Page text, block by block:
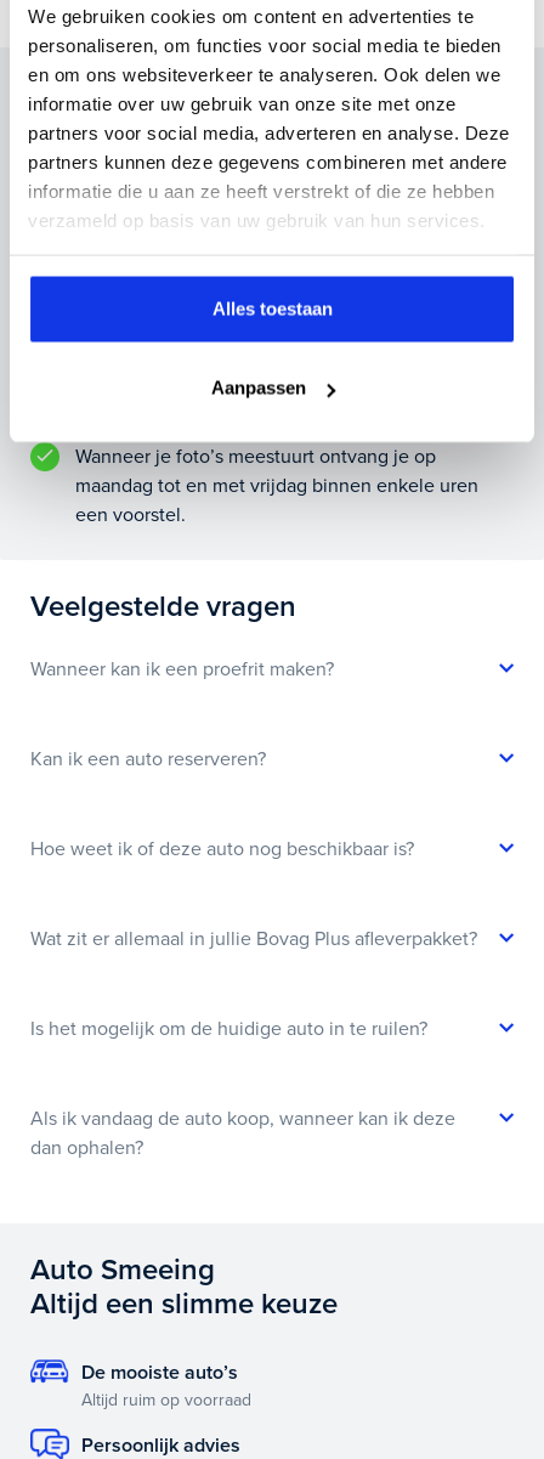
We gebruiken cookies om content en advertenties te
personaliseren, om functies voor social media te bieden
en om ons websiteverkeer te analyseren. Ook delen we
informatie over uw gebruik van onze site met onze
partners voor social media, adverteren en analyse. Deze
partners kunnen deze gegevens combineren met andere
informatie die u aan ze heeft verstrekt of die ze hebben
verzameld op basis van uw gebruik van hun services.
Alles toestaan
Aanpassen
Inruilvoorstel op deze auto?
Vul hier je gegevens in en vergeet niet foto's van je
inruilauto mee te sturen.
Kenteken huidige auto Kilometerstand (bij benadering)
Inruilvoorstel aanvragen
Wanneer je foto’s meestuurt ontvang je op
maandag tot en met vrijdag binnen enkele uren
een voorstel.
Veelgestelde vragen
Wanneer kan ik een proefrit maken?
Kan ik een auto reserveren?
Hoe weet ik of deze auto nog beschikbaar is?
Wat zit er allemaal in jullie Bovag Plus afleverpakket?
Is het mogelijk om de huidige auto in te ruilen?
Als ik vandaag de auto koop, wanneer kan ik deze
dan ophalen?
Auto Smeeing
Altijd een slimme keuze
De mooiste auto’s
Altijd ruim op voorraad
Persoonlijk advies